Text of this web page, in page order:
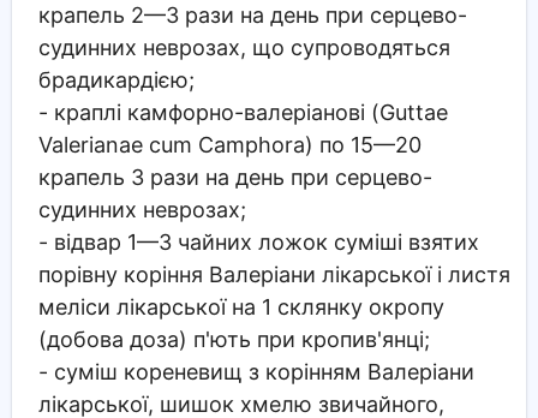
крапель 2—3 рази на день при серцево-
судинних неврозах, що супроводяться
брадикардією;
- краплі камфорно-валеріанові (Guttae
Valerianae cum Camphora) по 15—20
крапель 3 рази на день при серцево-
судинних неврозах;
- відвар 1—3 чайних ложок суміші взятих
порівну коріння Валеріани лікарської і листя
меліси лікарської на 1 склянку окропу
(добова доза) п'ють при кропив'янці;
- суміш кореневищ з корінням Валеріани
лікарської, шишок хмелю звичайного,